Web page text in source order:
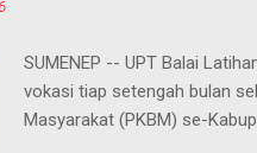
SUMENEP -- UPT Balai
vokasi tiap setengah bulan
Masyarakat (PKBM) se-